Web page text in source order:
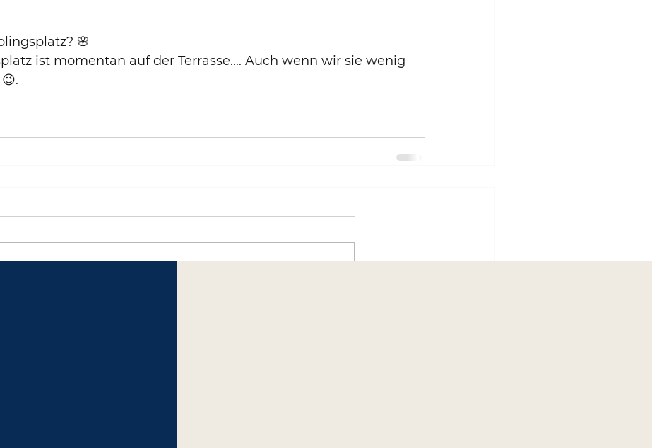
🌸
ist momentan auf der Terrasse.... Auch wenn wir sie wenig